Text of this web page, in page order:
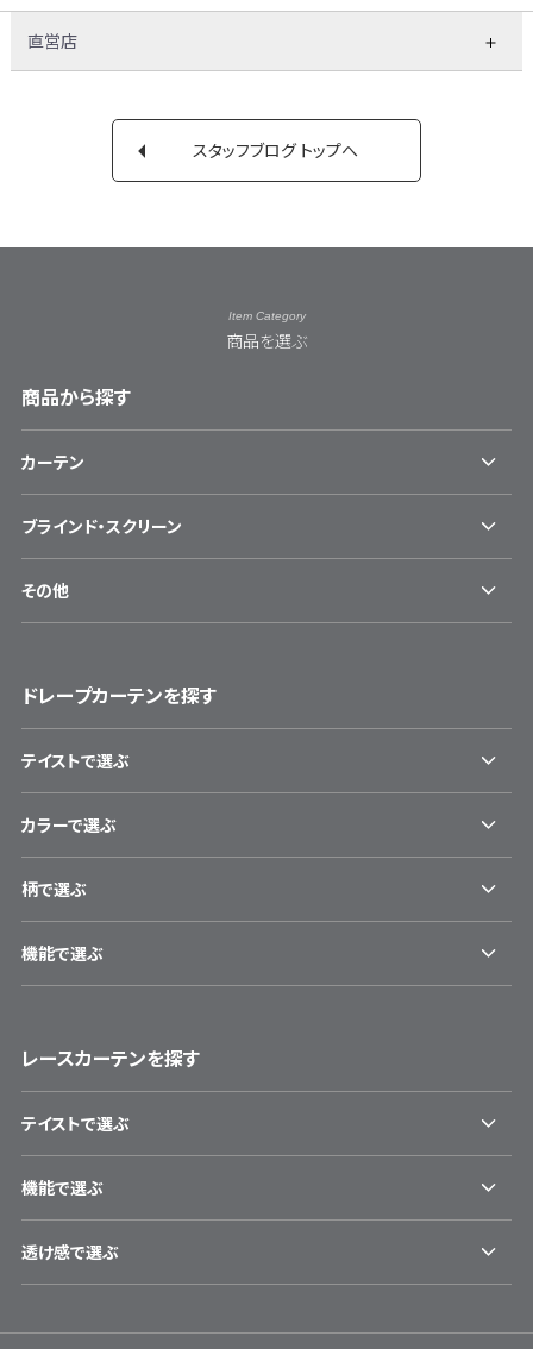
直営店
スタッフブログ トップへ
Item Category
商品を選ぶ
商品から探す
カーテン
ブラインド・スクリーン
その他
ドレープカーテンを探す
テイストで選ぶ
カラーで選ぶ
柄で選ぶ
機能で選ぶ
レースカーテンを探す
テイストで選ぶ
機能で選ぶ
透け感で選ぶ